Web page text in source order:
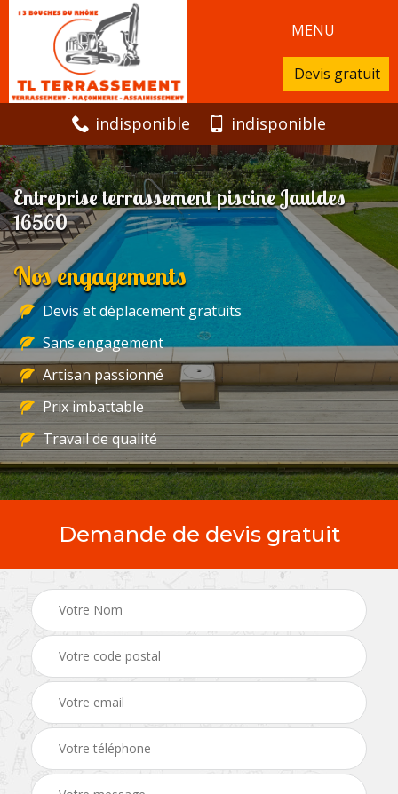
MENU
Devis gratuit
indisponible indisponible
Entreprise terrassement piscine Jauldes
16560
Nos engagements
Devis et déplacement gratuits
Sans engagement
Artisan passionné
Prix imbattable
Travail de qualité
Demande de devis gratuit